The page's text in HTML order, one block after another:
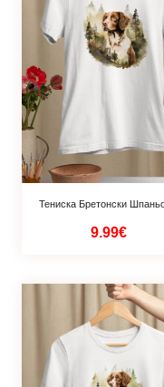
Тениска Бретонски
9.99€